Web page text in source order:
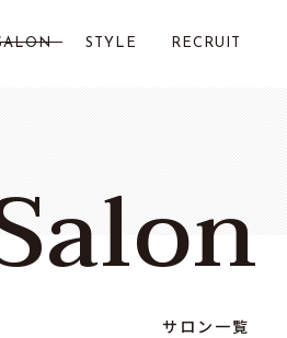
LOSTCITY
CITY 二俣川
STYLE RECRUIT
サロン一覧